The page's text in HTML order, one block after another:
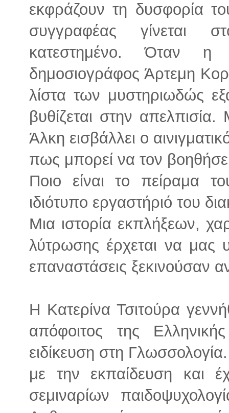
εκφράζουν τη δυσφορία
συγγραφέας γίνεται
κατεστημένο. Όταν
δημοσιογράφος Άρτεμη
λίστα των μυστηριωδώς
βυθίζεται στην
Άλκη εισβάλλει ο
πως μπορεί να τον
Ποιο είναι το πείραμα
ιδιότυπο εργαστήριό του
Μια ιστορία εκπλήξεων,
λύτρωσης έρχεται να μας
επαναστάσεις ξεκινούσαν
Η Κατερίνα Τσιτούρα
απόφοιτος της
ειδίκευση στη
με την εκπαίδευση και
σεμιναρίων